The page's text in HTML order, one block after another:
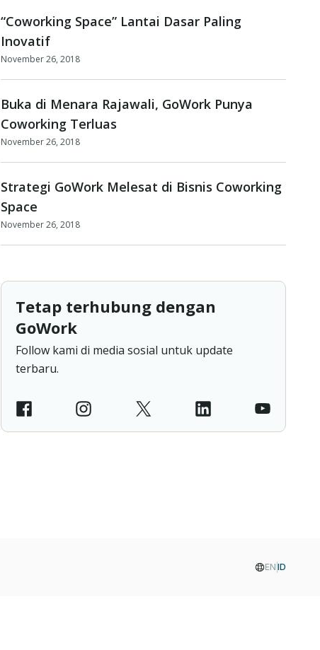
“Coworking Space” Lantai Dasar Paling
Inovatif
November 26, 2018
Buka di Menara Rajawali, GoWork Punya
Coworking Terluas
November 26, 2018
Strategi GoWork Melesat di Bisnis Coworking
Space
November 26, 2018
Tetap terhubung dengan
GoWork
Follow kami di media sosial untuk update
terbaru.
EN ID